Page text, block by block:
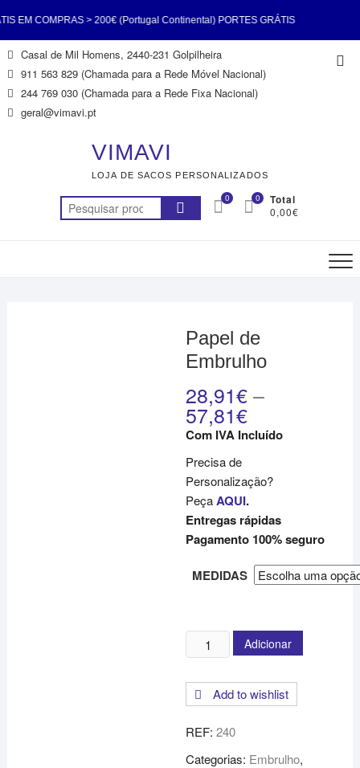
EM COMPRAS > 200€ (Portugal Continental) PORTES GRÁTIS
200€ (Portugal Continental) PORTES GRÁTIS EM COMPRAS >
PORTES GRÁTIS EM COMPRAS > 200€ (Portugal
EM COMPRAS > 200€ (Portugal Continental) PORTES GRÁTIS
200€ (Portugal Continental) PORTES GRÁTIS EM COMPRAS >
Skip
to
content
Casal de Mil Homens, 2440-231 Golpilheira
911 563 829 (Chamada para a Rede Móvel Nacional)
244 769 030 (Chamada para a Rede Fixa Nacional)
geral@vimavi.pt
VIMAVI
LOJA DE SACOS PERSONALIZADOS
Pesquisar
por:
0 Total
0,00€
0
Papel de
Embrulho
28,91€–
57,81€
Com IVA Incluído
Precisa de
Personalização?
Peça AQUI.
Entregas rápidas
Pagamento 100% seguro
MEDIDAS
Quantidade
de
de
Adicionar
Add to wishlist
REF:240
Categorias: Embrulho,